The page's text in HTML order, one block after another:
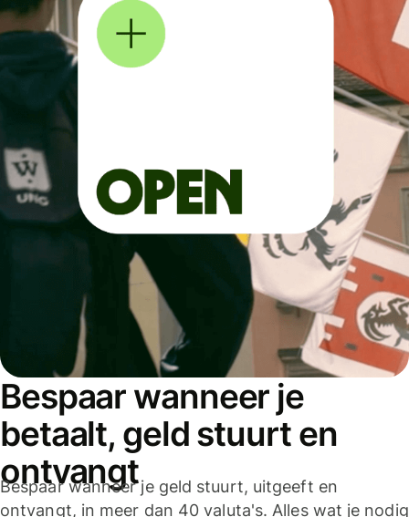
Bespaar wanneer je
betaalt, geld stuurt en
ontvangt
Bespaar wanneer je geld stuurt, uitgeeft en
ontvangt, in meer dan 40 valuta's. Alles wat je nodig